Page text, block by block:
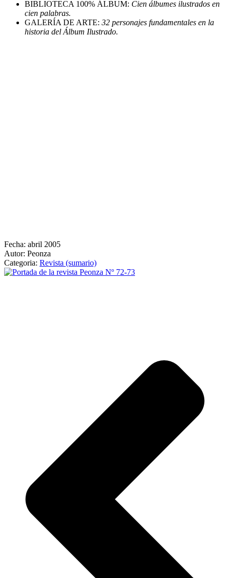
BIBLIOTECA 100% ÁLBUM: Cien álbumes ilustrados en
cien palabras.
GALERÍA DE ARTE: 32 personajes fundamentales en la
historia del Álbum Ilustrado.
Fecha: abril 2005
Autor: Peonza
Categoria: Revista (sumario)